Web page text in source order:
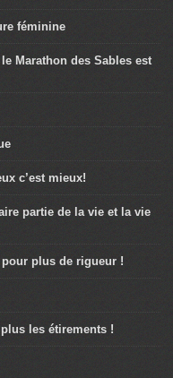
féminine
Marathon des Sables est
c’est mieux!
partie de la vie et la vie
plus de rigueur !
les étirements !